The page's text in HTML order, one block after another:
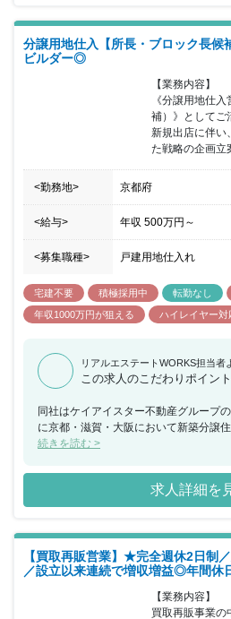
分譲用地仕入【所長・ブロック長候
ビルダー◎
【業務内容】
《分譲用地仕
補）》としてご
新規出店に伴い
た戦略の企画立
<勤務地> 京都府
<給与> 年収 500万円 ～
<募集職種> 戸建用地仕入れ
宅建不要 積極採用中 転勤なし
年収1000万円が狙える
ハイレイヤー対
リアルエステートWORKS担当者
この求人のこだわりポイント
同社はケイアイスター不動産グループ
に京都・滋賀・大阪において新築分譲
います。創業から30年以上培ってきた
ルダーの地位を確立しています。強み
宅設計・住宅販売・住宅建築・住宅ご
で一貫したサービスを行うことで、社
を持ち、お客様の声を商品開発にいち
ため、住宅ご入居後も行き届いたフォ
満足度も非常に高くなっています。ま
き方改革にも力を注いでおり、在宅勤
度／エルダー制度（OJT)充実／男女比
続きを読む >
求人詳細を
【買取再販営業】★完全週休2日制
／設立以来連続で増収増益◎年間休
【業務内容】
買取再販事業の